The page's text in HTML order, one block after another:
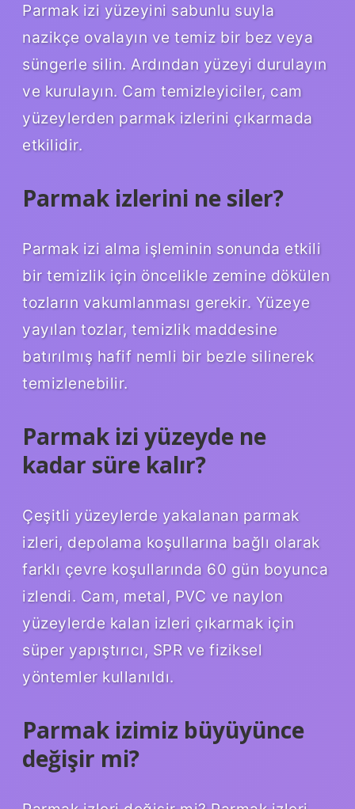
Parmak izi yüzeyini sabunlu suyla
nazikçe ovalayın ve temiz bir bez veya
süngerle silin. Ardından yüzeyi durulayın
ve kurulayın. Cam temizleyiciler, cam
yüzeylerden parmak izlerini çıkarmada
etkilidir.
Parmak izlerini ne siler?
Parmak izi alma işleminin sonunda etkili
bir temizlik için öncelikle zemine dökülen
tozların vakumlanması gerekir. Yüzeye
yayılan tozlar, temizlik maddesine
batırılmış hafif nemli bir bezle silinerek
temizlenebilir.
Parmak izi yüzeyde ne
kadar süre kalır?
Çeşitli yüzeylerde yakalanan parmak
izleri, depolama koşullarına bağlı olarak
farklı çevre koşullarında 60 gün boyunca
izlendi. Cam, metal, PVC ve naylon
yüzeylerde kalan izleri çıkarmak için
süper yapıştırıcı, SPR ve fiziksel
yöntemler kullanıldı.
Parmak izimiz büyüyünce
değişir mi?